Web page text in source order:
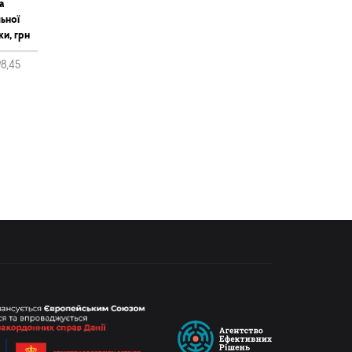
грн